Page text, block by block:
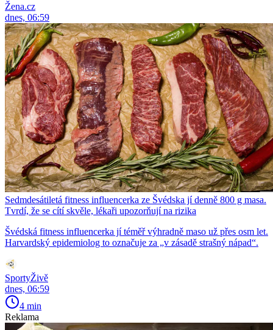
Žena.cz
dnes, 06:59
Sedmdesátiletá fitness influencerka ze Švédska jí denně 800 g masa.
Tvrdí, že se cítí skvěle, lékaři upozorňují na rizika
Švédská fitness influencerka jí téměř výhradně maso už přes osm let.
Harvardský epidemiolog to označuje za „v zásadě strašný nápad“.
SportyŽivě
dnes, 06:59
4 min
Reklama